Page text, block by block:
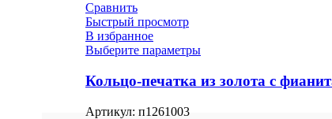
Сравнить
Быстрый просмотр
В избранное
Выберите параметры
Кольцо-печатка из золота с
Артикул: п1261003